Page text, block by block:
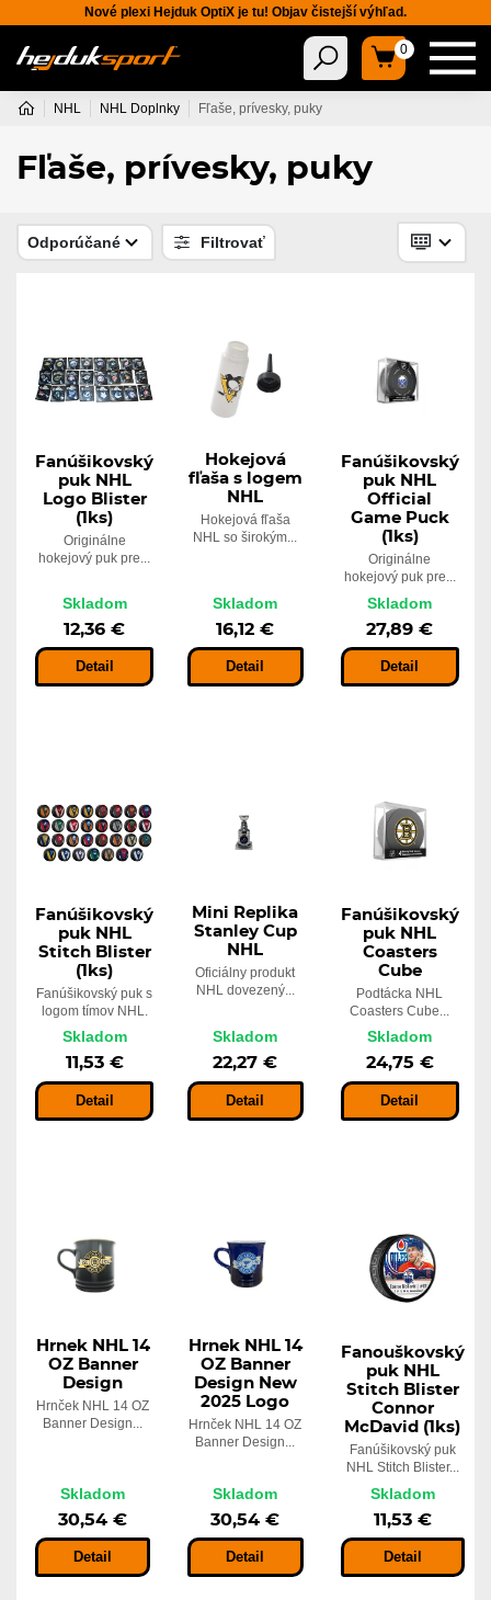
Nové plexi Hejduk OptiX je tu! Objav čistejší výhľad.
0
NHL NHL Doplnky Fľaše, prívesky, puky
Fľaše, prívesky, puky
Odporúčané Filtrovať
Fanúšikovský
puk NHL
Logo Blister
(1ks)
Originálne
hokejový puk pre...
Skladom
12,36 €
Detail
Hokejová
fľaša s logem
NHL
Hokejová fľaša
NHL so širokým...
Skladom
16,12 €
Detail
Fanúšikovský
puk NHL
Official
Game Puck
(1ks)
Originálne
hokejový puk pre...
Skladom
27,89 €
Detail
Fanúšikovský
puk NHL
Stitch Blister
(1ks)
Fanúšikovský puk s
logom tímov NHL.
Skladom
11,53 €
Detail
Mini Replika
Stanley Cup
NHL
Oficiálny produkt
NHL dovezený...
Skladom
22,27 €
Detail
Fanúšikovský
puk NHL
Coasters
Cube
Podtácka NHL
Coasters Cube...
Skladom
24,75 €
Detail
Hrnek NHL 14
OZ Banner
Design
Hrnček NHL 14 OZ
Banner Design...
Skladom
30,54 €
Detail
Hrnek NHL 14
OZ Banner
Design New
2025 Logo
Hrnček NHL 14 OZ
Banner Design...
Skladom
30,54 €
Detail
Fanouškovský
puk NHL
Stitch Blister
Connor
McDavid (1ks)
Fanúšikovský puk
NHL Stitch Blister...
Skladom
11,53 €
Detail